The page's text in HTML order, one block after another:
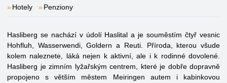
Hotely
Penziony
Hasliberg se nachází v údolí Haslital a je souměstím čtyř vesnic
Hohfluh, Wasserwendi, Goldern a Reuti. Příroda, kterou všude
kolem naleznete, láká nejen k aktivní, ale i k rodinné dovolené.
Hasliberg je zimním lyžařským centrem, které je dobře dopravně
propojeno s větším městem Meiringen autem i kabinkovou